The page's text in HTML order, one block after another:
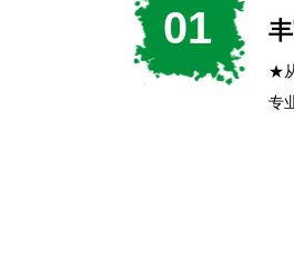
01
★
专